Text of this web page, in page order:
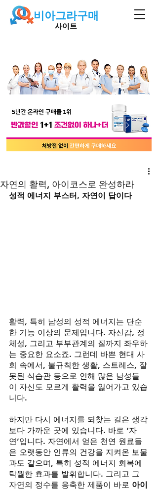
비아그라구매
사이트
자연의 활력, 아이코스로 완성하라
성적 에너지 부스터, 자연이 답이다
활력, 특히 남성의 성적 에너지는 단순
한 기능 이상의 문제입니다. 자신감, 정
체성, 그리고 부부관계의 질까지 좌우하
는 중요한 요소죠. 그런데 바쁜 현대 사
회 속에서, 불규칙한 생활, 스트레스, 잘
못된 식습관 등으로 인해 많은 남성들
이 자신도 모르게 활력을 잃어가고 있습
니다.
하지만 다시 에너지를 되찾는 길은 생각
보다 가까운 곳에 있습니다. 바로 ‘자
연’입니다. 자연에서 얻은 천연 원료들
은 오랫동안 인류의 건강을 지켜온 보물
과도 같으며, 특히 성적 에너지 회복에
탁월한 효과를 발휘합니다. 그리고 그
자연의 정수를 응축한 제품이 바로 아이